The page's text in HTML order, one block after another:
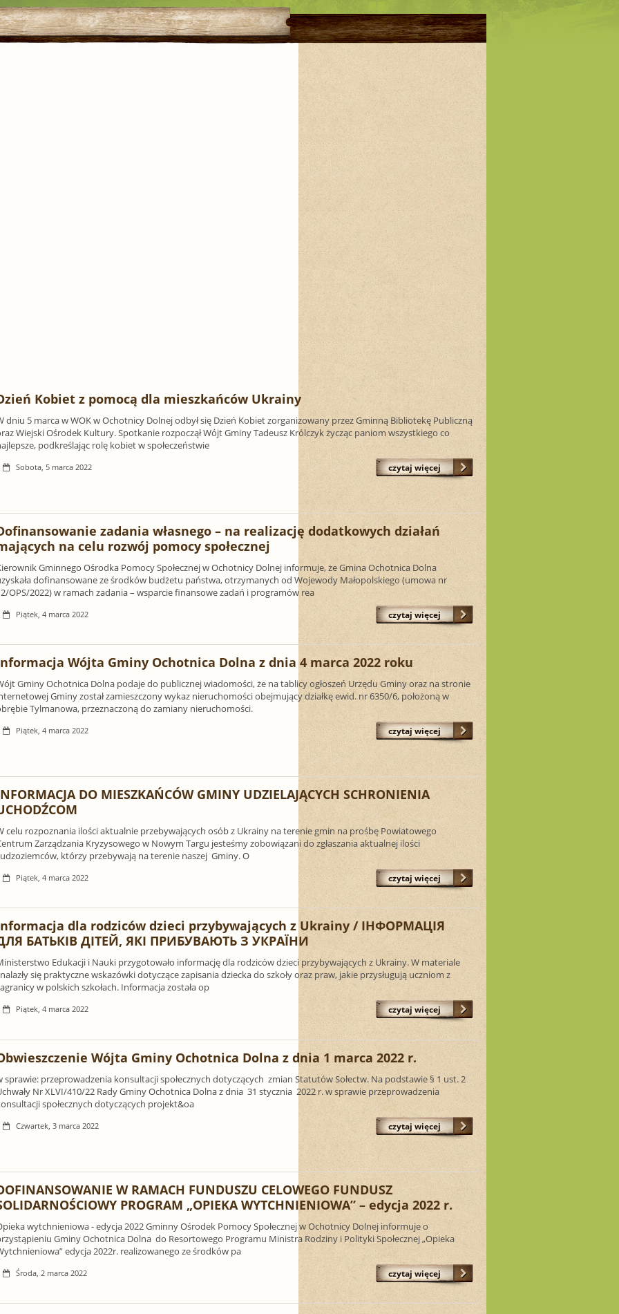
Kobiet z pomocą dla mieszkańców Ukrainy
dniu 5 marca w WOK w Ochotnicy Dolnej odbył się Dzień Kobiet zorganizowany przez Gminną Bibliotekę Publiczną
Wiejski Ośrodek Kultury. Spotkanie rozpoczął Wójt Gminy Tadeusz Królczyk życząc paniom wszystkiego co
podkreślając rolę kobiet w społeczeństwie
Sobota, 5 marca 2022 czytaj więcej
zadania własnego – na realizację dodatkowych działań
na celu rozwój pomocy społecznej
Gminnego Ośrodka Pomocy Społecznej w Ochotnicy Dolnej informuje, że Gmina Ochotnica Dolna
dofinansowane ze środków budżetu państwa, otrzymanych od Wojewody Małopolskiego (umowa nr
OPS/2022) w ramach zadania – wsparcie finansowe zadań i programów rea
Piątek, 4 marca 2022 czytaj więcej
Wójta Gminy Ochotnica Dolna z dnia 4 marca 2022 roku
Gminy Ochotnica Dolna podaje do publicznej wiadomości, że na tablicy ogłoszeń Urzędu Gminy oraz na stronie
Gminy został zamieszczony wykaz nieruchomości obejmujący działkę ewid. nr 6350/6, położoną w
Tylmanowa, przeznaczoną do zamiany nieruchomości.
Piątek, 4 marca 2022 czytaj więcej
DO MIESZKAŃCÓW GMINY UDZIELAJĄCYCH SCHRONIENIA
celu rozpoznania ilości aktualnie przebywających osób z Ukrainy na terenie gmin na prośbę Powiatowego
Zarządzania Kryzysowego w Nowym Targu jesteśmy zobowiązani do zgłaszania aktualnej ilości
którzy przebywają na terenie naszej Gminy. O
Piątek, 4 marca 2022 czytaj więcej
dla rodziców dzieci przybywających z Ukrainy / ІНФОРМАЦІЯ
БАТЬКІВ ДІТЕЙ, ЯКІ ПРИБУВАЮТЬ З УКРАЇНИ
Edukacji i Nauki przygotowało informację dla rodziców dzieci przybywających z Ukrainy. W materiale
się praktyczne wskazówki dotyczące zapisania dziecka do szkoły oraz praw, jakie przysługują uczniom z
w polskich szkołach. Informacja została op
Piątek, 4 marca 2022 czytaj więcej
Wójta Gminy Ochotnica Dolna z dnia 1 marca 2022 r.
sprawie: przeprowadzenia konsultacji społecznych dotyczących zmian Statutów Sołectw. Na podstawie § 1 ust. 2
Nr XLVI/410/22 Rady Gminy Ochotnica Dolna z dnia 31 stycznia 2022 r. w sprawie przeprowadzenia
społecznych dotyczących projekt&oa
Czwartek, 3 marca 2022 czytaj więcej
W RAMACH FUNDUSZU CELOWEGO FUNDUSZ
PROGRAM „OPIEKA WYTCHNIENIOWA” – edycja 2022 r.
wytchnieniowa - edycja 2022 Gminny Ośrodek Pomocy Społecznej w Ochotnicy Dolnej informuje o
Gminy Ochotnica Dolna do Resortowego Programu Ministra Rodziny i Polityki Społecznej „Opieka
edycja 2022r. realizowanego ze środków pa
Środa, 2 marca 2022 czytaj więcej